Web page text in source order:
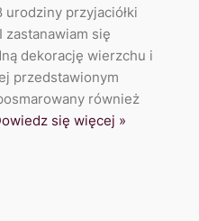
przyjaciółki
zastanawiam się
dekorację wierzchu i
przedstawionym
również
się więcej »